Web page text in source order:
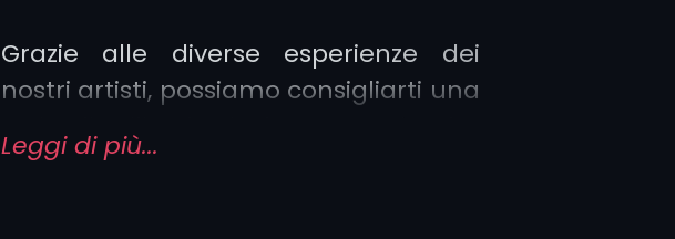
Grazie alle diverse esperienze dei
nostri artisti, possiamo consigliarti una
serie di stili adatti al messaggio che
vuoi raccontare con il tuo tatuaggio:
Leggi di più...